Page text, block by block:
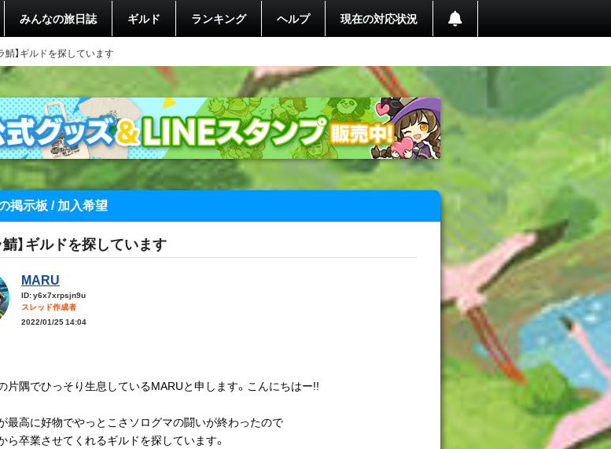
みんなの旅日誌 ギルド ランキング ヘルプ 現在の対応状況
鯖】ギルドを探しています
掲示板 / 加入希望
鯖】ギルドを探しています
MARU
ID: y6x7xrpsjn9u
スレッド作成者
2022/01/25 14:04
片隅でひっそり生息しているMARUと申します。こんにちはー!!
最高に好物でやっとこさソログマの闘いが終わったので
ら卒業させてくれるギルドを探しています。